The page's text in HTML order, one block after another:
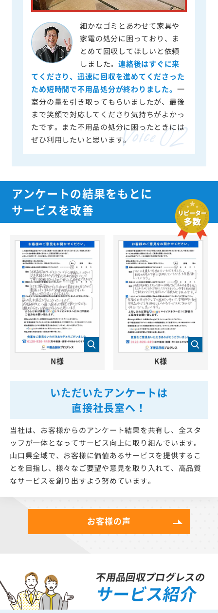
細かなゴミとあわせて家具や
家電の処分に困っており、ま
とめて回収してほしいと依頼
しました。連絡後はすぐに来
てくださり、迅速に回収を進めてくださった
ため短時間で不用品処分が終わりました。 一
室分の量を引き取ってもらいましたが、最後
まで笑顔で対応してくださり気持ちがよかっ
たです。また不用品の処分に困ったときには
ぜひ利用したいと思います。
アンケートの結果をもとに
サービスを改善
いただいたアンケートは
直接社長室へ！
当社は、お客様からのアンケート結果を共有し、全スタ
ッフが一体となってサービス向上に取り組んでいます。
山口県全域で、お客様に価値あるサービスを提供するこ
とを目指し、様々なご要望や意見を取り入れて、高品質
なサービスを創り出すよう努めています。
N様 K様
お客様の声
不用品回収プログレスの
サービス紹介